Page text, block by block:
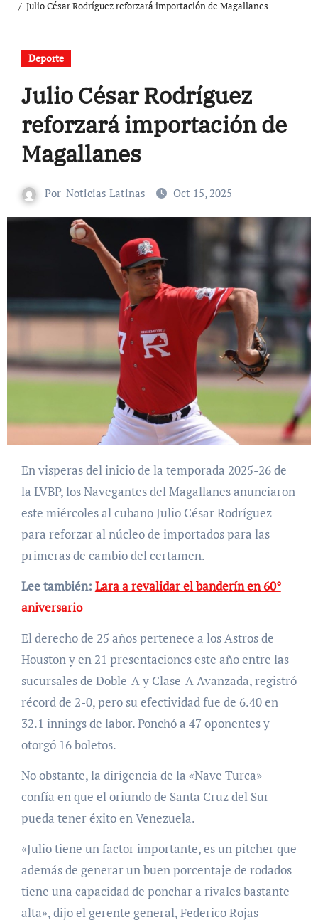
Julio César Rodríguez reforzará importación de Magallanes
Deporte
Julio César Rodríguez
reforzará importación de
Magallanes
Por Noticias Latinas Oct 15, 2025
En visperas del inicio de la temporada 2025-26 de
la LVBP, los Navegantes del Magallanes anunciaron
este miércoles al cubano Julio César Rodríguez
para reforzar al núcleo de importados para las
primeras de cambio del certamen.
Lee también: Lara a revalidar el banderín en 60°
aniversario
El derecho de 25 años pertenece a los Astros de
Houston y en 21 presentaciones este año entre las
sucursales de Doble-A y Clase-A Avanzada, registró
récord de 2-0, pero su efectividad fue de 6.40 en
32.1 innings de labor. Ponchó a 47 oponentes y
otorgó 16 boletos.
No obstante, la dirigencia de la «Nave Turca»
confía en que el oriundo de Santa Cruz del Sur
pueda tener éxito en Venezuela.
«Julio tiene un factor importante, es un pitcher que
además de generar un buen porcentaje de rodados
tiene una capacidad de ponchar a rivales bastante
alta», dijo el gerente general, Federico Rojas